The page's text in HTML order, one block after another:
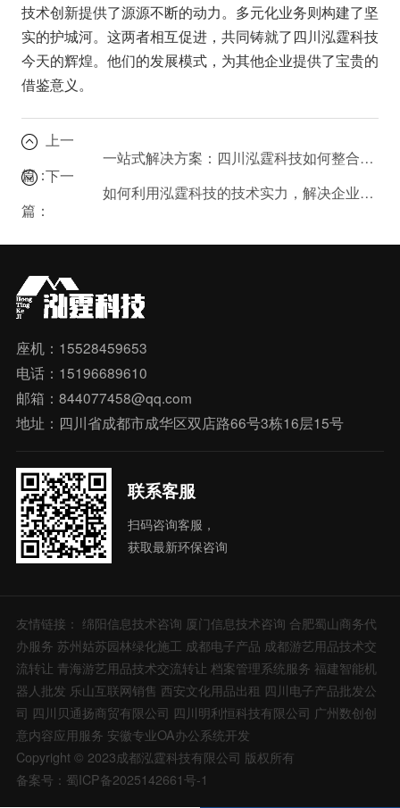
技术创新提供了源源不断的动力。多元化业务则构建了坚
实的护城河。这两者相互促进，共同铸就了四川泓霆科技
今天的辉煌。他们的发展模式，为其他企业提供了宝贵的
借鉴意义。
上一
篇：
一站式解决方案：四川泓霆科技如何整合多元服务，解决您的业务痛点？
下一
篇：
如何利用泓霆科技的技术实力，解决企业办公痛点？
座机：15528459653
电话：15196689610
邮箱：844077458@qq.com
地址：四川省成都市成华区双店路66号3栋16层15号
联系客服
扫码咨询客服，
获取最新环保咨询
友情链接： 绵阳信息技术咨询 厦门信息技术咨询 合肥蜀山商务代
办服务 苏州姑苏园林绿化施工 成都电子产品 成都游艺用品技术交
流转让 青海游艺用品技术交流转让 档案管理系统服务 福建智能机
器人批发 乐山互联网销售 西安文化用品出租 四川电子产品批发公
司 四川贝通扬商贸有限公司 四川明利恒科技有限公司 广州数创创
意内容应用服务 安徽专业OA办公系统开发
Copyright © 2023成都泓霆科技有限公司 版权所有
备案号：蜀ICP备2025142661号-1